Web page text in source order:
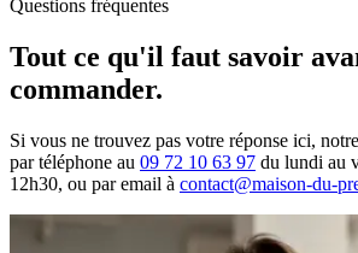
Questions fréquentes
Tout ce qu'il faut savoir
commander.
Si vous ne trouvez pas votre réponse ici,
par téléphone au 09 72 10 63 97 du lundi au
12h30, ou par email à contact@maison-du-